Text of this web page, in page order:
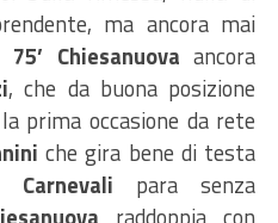
ma ancora mai
75’ Chiesanuova ancora
, che da buona posizione
prima occasione da rete
che gira bene di testa
Carnevali para senza